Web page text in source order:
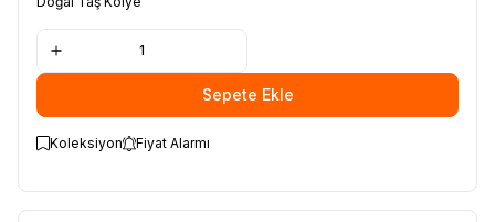
Sepete Ekle
Koleksiyon Fiyat Alarmı